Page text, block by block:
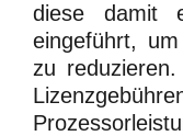
diese damit
eingeführt,
zu